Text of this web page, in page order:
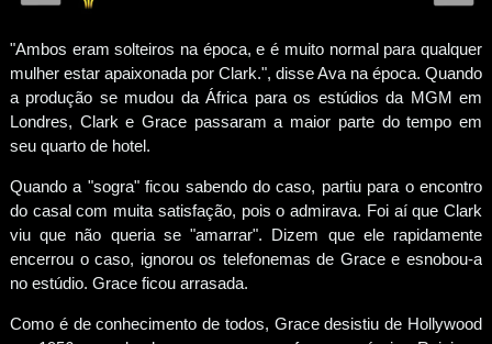
"Ambos eram solteiros na época, e é muito normal para qualquer
mulher estar apaixonada por Clark.", disse Ava na época. Quando
a produção se mudou da África para os estúdios da MGM em
Londres, Clark e Grace passaram a maior parte do tempo em
seu quarto de hotel.
Quando a "sogra" ficou sabendo do caso, partiu para o encontro
do casal com muita satisfação, pois o admirava. Foi aí que Clark
viu que não queria se "amarrar". Dizem que ele rapidamente
encerrou o caso, ignorou os telefonemas de Grace e esnobou-a
no estúdio. Grace ficou arrasada.
Como é de conhecimento de todos, Grace desistiu de Hollywood